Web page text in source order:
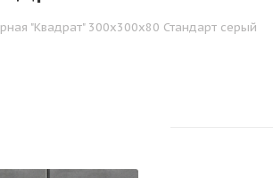
"Квадрат" 300х300х80 Стандарт серый